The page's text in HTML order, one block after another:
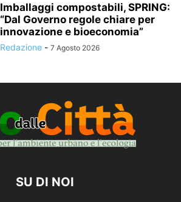
Imballaggi compostabili, SPRING:
“Dal Governo regole chiare per
innovazione e bioeconomia”
Redazione - 7 Agosto 2026
SU DI NOI